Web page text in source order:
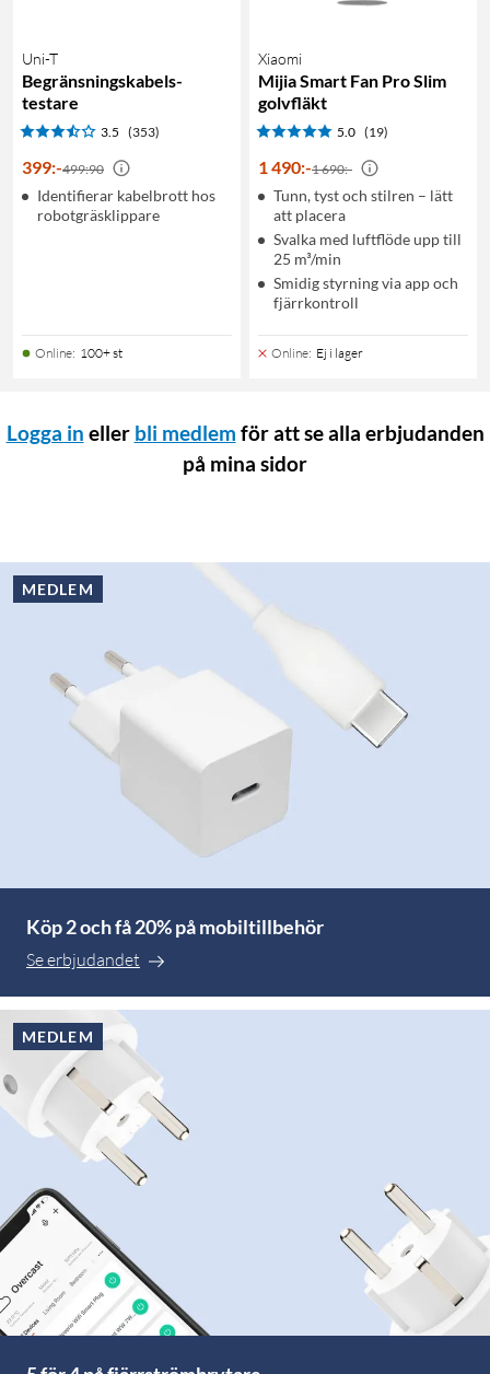
Uni-T
Begränsningskabels-
testare
3.5 (353)
399:-499:90
Identifierar kabelbrott hos
robotgräsklippare
Online: 100+ st
Xiaomi
Mijia Smart Fan Pro Slim
golvfläkt
5.0 (19)
1 490:-1 690:-
Tunn, tyst och stilren – lätt
att placera
Svalka med luftflöde upp till
25 m³/min
Smidig styrning via app och
fjärrkontroll
Online: Ej i lager
Logga in eller bli medlem för att se alla erbjudanden
på mina sidor
MEDLEM
Köp 2 och få 20% på mobiltillbehör
Se erbjudandet
MEDLEM